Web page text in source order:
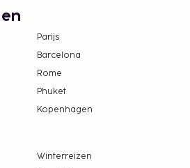
Parijs
Barcelona
Rome
Phuket
Kopenhagen
Winterreizen